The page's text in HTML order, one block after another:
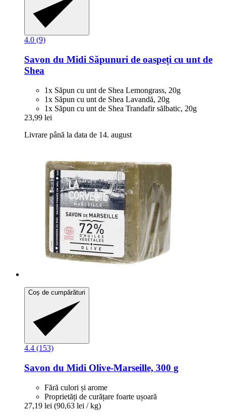
4.0 (9)
Savon du Midi Săpunuri de oaspeți cu unt de
Shea
1x Săpun cu unt de Shea Lemongrass, 20g
1x Săpun cu unt de Shea Lavandă, 20g
1x Săpun cu unt de Shea Trandafir sălbatic, 20g
23,99 lei
Livrare până la data de 14. august
Coș de cumpărături
4.4 (153)
Savon du Midi Olive-​Marseille, 300 g
Fără culori și arome
Proprietăți de curățare foarte ușoară
27,19 lei (90,63 lei / kg)